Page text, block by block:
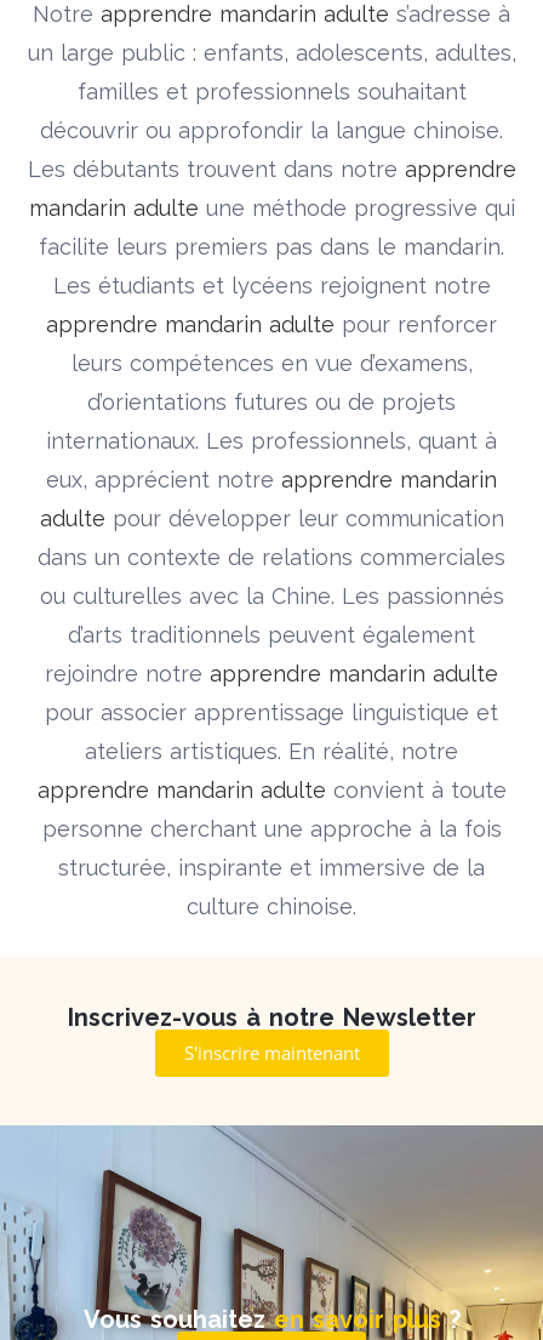
Notre apprendre mandarin adulte s’adresse à
un large public : enfants, adolescents, adultes,
familles et professionnels souhaitant
découvrir ou approfondir la langue chinoise.
Les débutants trouvent dans notre apprendre
mandarin adulte une méthode progressive qui
facilite leurs premiers pas dans le mandarin.
Les étudiants et lycéens rejoignent notre
apprendre mandarin adulte pour renforcer
leurs compétences en vue d’examens,
d’orientations futures ou de projets
internationaux. Les professionnels, quant à
eux, apprécient notre apprendre mandarin
adulte pour développer leur communication
dans un contexte de relations commerciales
ou culturelles avec la Chine. Les passionnés
d’arts traditionnels peuvent également
rejoindre notre apprendre mandarin adulte
pour associer apprentissage linguistique et
ateliers artistiques. En réalité, notre
apprendre mandarin adulte convient à toute
personne cherchant une approche à la fois
structurée, inspirante et immersive de la
culture chinoise.
Inscrivez-vous à notre Newsletter
S'inscrire maintenant
Vous souhaitezen savoir plus?